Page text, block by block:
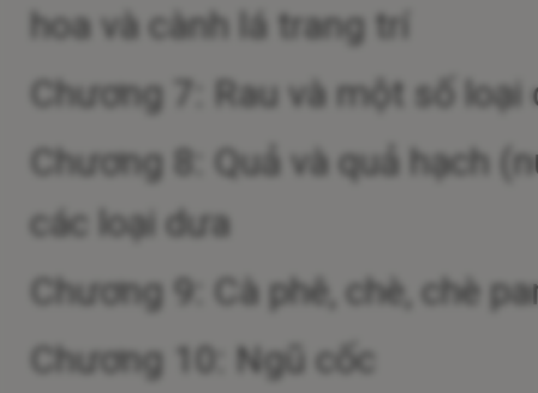
hoa và cành lá trang trí
Chương 7: Rau và một số
Chương 8: Quả và quả hạch
các loại dưa
Chương 9: Cà phê, chè, chè
Chương 10: Ngũ cốc